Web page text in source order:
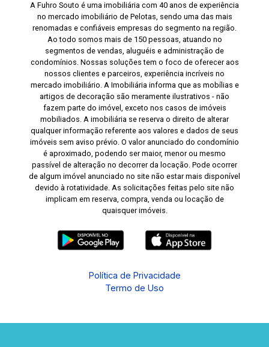
A Fuhro Souto é uma imobiliária com 40 anos de experiência
no mercado imobiliário de Pelotas, sendo uma das mais
renomadas e confiáveis empresas do segmento na região.
Ao todo somos mais de 150 pessoas, atuando no
segmentos de vendas, aluguéis e administração de
condomínios. Nossas soluções tem o foco de oferecer aos
nossos clientes e parceiros, experiência incríveis no
mercado imobiliário. A Imobiliária informa que as mobílias e
artigos de decoração são meramente ilustrativos - não
fazem parte do imóvel, exceto nos casos de imóveis
mobiliados. A imobiliária se reserva o direito de alterar
qualquer informação referente aos valores e dados de seus
imóveis sem aviso prévio. O valor anunciado do condomínio
é aproximado, podendo ser maior, menor ou mesmo
passível de alteração no decorrer da locação. Pode ocorrer
de algum imóvel anunciado no site não estar mais disponível
devido à rotatividade. As solicitações feitas pelo site não
implicam em reserva, compra, venda ou locação de
quaisquer imóveis.
Política de Privacidade
Termo de Uso